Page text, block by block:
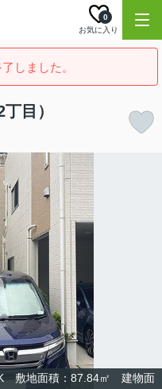
お気に入り
0
しました。
目）
敷地面積：87.84㎡ 建物面